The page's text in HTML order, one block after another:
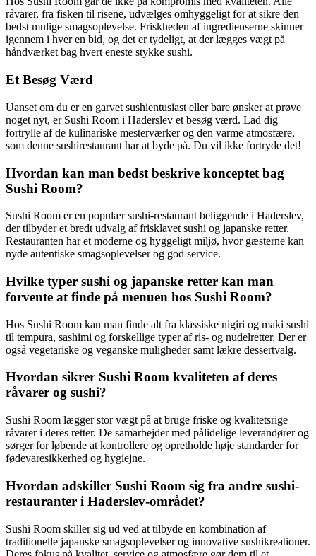
råvarer, fra fisken til risene, udvælges omhyggeligt for at sikre den
bedst mulige smagsoplevelse. Friskheden af ingredienserne skinner
igennem i hver en bid, og det er tydeligt, at der lægges vægt på
håndværket bag hvert eneste stykke sushi.
Et Besøg Værd
Uanset om du er en garvet sushientusiast eller bare ønsker at prøve
noget nyt, er Sushi Room i Haderslev et besøg værd. Lad dig
fortrylle af de kulinariske mesterværker og den varme atmosfære,
som denne sushirestaurant har at byde på. Du vil ikke fortryde det!
Hvordan kan man bedst beskrive konceptet bag
Sushi Room?
Sushi Room er en populær sushi-restaurant beliggende i Haderslev,
der tilbyder et bredt udvalg af frisklavet sushi og japanske retter.
Restauranten har et moderne og hyggeligt miljø, hvor gæsterne kan
nyde autentiske smagsoplevelser og god service.
Hvilke typer sushi og japanske retter kan man
forvente at finde på menuen hos Sushi Room?
Hos Sushi Room kan man finde alt fra klassiske nigiri og maki sushi
til tempura, sashimi og forskellige typer af ris- og nudelretter. Der er
også vegetariske og veganske muligheder samt lækre dessertvalg.
Hvordan sikrer Sushi Room kvaliteten af deres
råvarer og sushi?
Sushi Room lægger stor vægt på at bruge friske og kvalitetsrige
råvarer i deres retter. De samarbejder med pålidelige leverandører og
sørger for løbende at kontrollere og opretholde høje standarder for
fødevaresikkerhed og hygiejne.
Hvordan adskiller Sushi Room sig fra andre sushi-
restauranter i Haderslev-området?
Sushi Room skiller sig ud ved at tilbyde en kombination af
traditionelle japanske smagsoplevelser og innovative sushikreationer.